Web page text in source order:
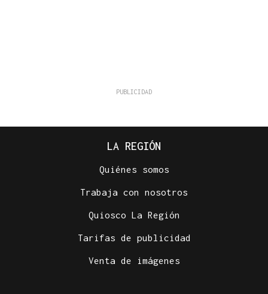
LA REGIÓN
Quiénes somos
Trabaja con nosotros
Quiosco La Región
Tarifas de publicidad
Venta de imágenes